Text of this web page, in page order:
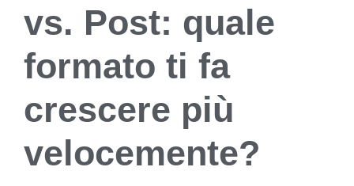
vs. Post: quale
formato ti fa
crescere più
velocemente?